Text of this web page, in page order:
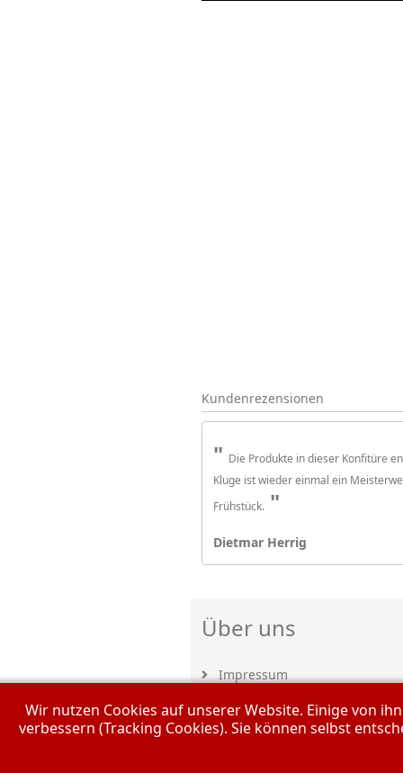
Kundenrezensionen
Die Produkte in dieser Konfitüre
Kluge ist wieder einmal ein
Frühstück.
Dietmar Herrig
Über uns
Impressum
AGB
Wir nutzen Cookies auf unserer Website. Einige von
verbessern (Tracking Cookies). Sie können selbst